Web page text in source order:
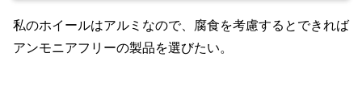
私のホイールはアルミなので、腐食を考慮するとできれば
アンモニアフリーの製品を選びたい。